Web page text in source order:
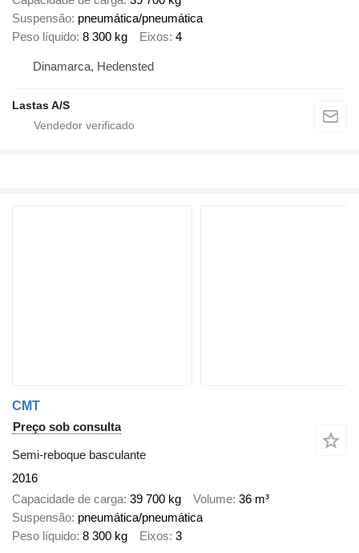
Suspensão pneumática/pneumática
Peso líquido 8 300 kg Eixos 4
Dinamarca, Hedensted
Lastas A/S
CMT
Preço sob consulta
Semi-reboque basculante
2016
Capacidade de carga 39 700 kg Volume 36 m³
Suspensão pneumática/pneumática
Peso líquido 8 300 kg Eixos 3